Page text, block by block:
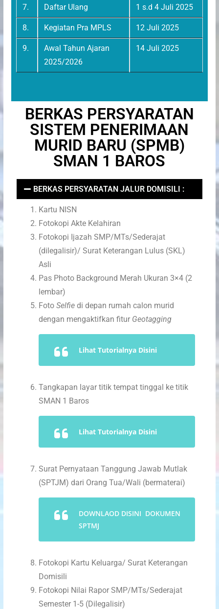
7. Daftar Ulang 1 s.d 4 Juli 2025
8. Kegiatan Pra MPLS 12 Juli 2025
9.
Awal Tahun Ajaran
2025/2026
14 Juli 2025
BERKAS PERSYARATAN
SISTEM PENERIMAAN
MURID BARU (SPMB)
SMAN 1 BAROS
BERKAS PERSYARATAN JALUR DOMISILI :
Kartu NISN
Fotokopi Akte Kelahiran
Fotokopi Ijazah SMP/MTs/Sederajat
(dilegalisir)/ Surat Keterangan Lulus (SKL)
Asli
Pas Photo Background Merah Ukuran 3×4 (2
lembar)
Foto Selfiedi depan rumah calon murid
dengan mengaktifkan fitur Geotagging
Lihat Tutorialnya Disini
Tangkapan layar titik tempat tinggal ke titik
SMAN 1 Baros
Lihat Tutorialnya Disini
Surat Pernyataan Tanggung Jawab Mutlak
(SPTJM) dari Orang Tua/Wali (bermaterai)
DOWNLAOD DISINI DOKUMEN
SPTMJ
Fotokopi Kartu Keluarga/ Surat Keterangan
Domisili
Fotokopi Nilai Rapor SMP/MTs/Sederajat
Semester 1-5 (Dilegalisir)